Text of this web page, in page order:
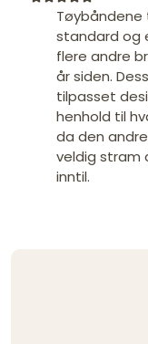
Tøybåndene
standard og
flere andre
år siden.
tilpasset
henhold til
da den
veldig stram
inntil.